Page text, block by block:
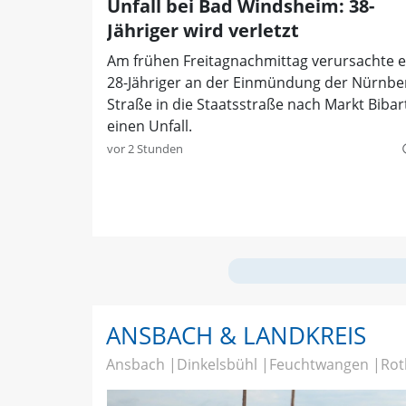
Unfall bei Bad Windsheim: 38-
Jähriger wird verletzt
Am frühen Freitagnachmittag verursachte
28-Jähriger an der Einmündung der
Straße in die Staatsstraße nach Markt
einen Unfall.
vor 2 Stunden
ANSBACH & LANDKREIS
Ansbach Dinkelsbühl Feuchtwangen